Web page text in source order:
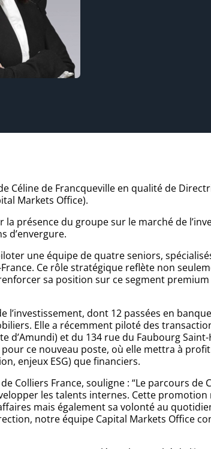
Céline de Francqueville en qualité de
Markets Office).
présence du groupe sur le marché de
d’envergure.
une équipe de quatre seniors,
Ce rôle stratégique reflète non
sa position sur ce segment
l’investissement, dont 12 passées en
Elle a récemment piloté des
d’Amundi) et du 134 rue du Faubourg
ce nouveau poste, où elle mettra à
enjeux ESG) que financiers.
Colliers France, souligne : “Le parcours de
les talents internes. Cette promotion
mais également sa volonté au
notre équipe Capital Markets Office